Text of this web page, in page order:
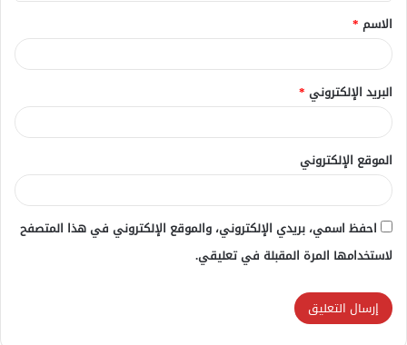
*
الاسم *
البريد الإلكتروني *
الموقع الإلكتروني
احفظ اسمي، بريدي الإلكتروني، والموقع الإلكتروني في هذا المتصفح
لاستخدامها المرة المقبلة في تعليقي.